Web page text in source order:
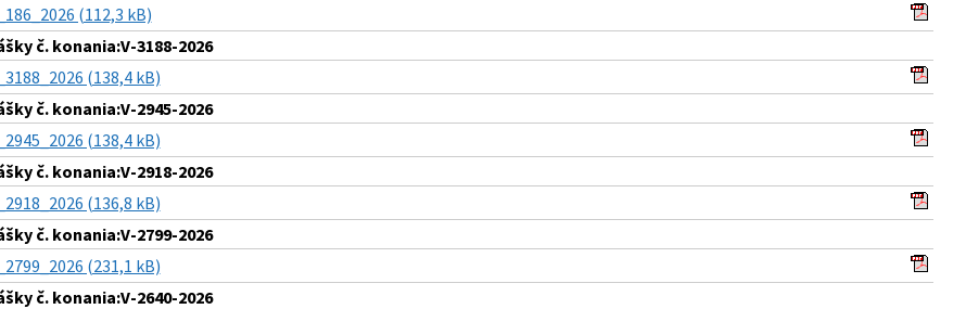
(112,3 kB)
č. konania:V-3188-2026
(138,4 kB)
č. konania:V-2945-2026
(138,4 kB)
č. konania:V-2918-2026
(136,8 kB)
č. konania:V-2799-2026
(231,1 kB)
č. konania:V-2640-2026